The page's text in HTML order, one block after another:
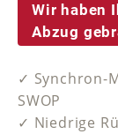
Wir haben
Abzug
✓ Synchron-
SWOP
✓ Niedrige